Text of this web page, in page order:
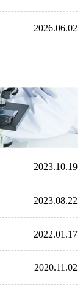
2026.06.02
2023.10.19
2023.08.22
2022.01.17
2020.11.02